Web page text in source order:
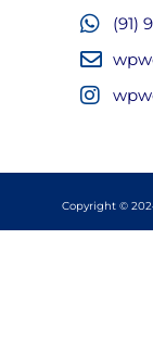
(91)
Copyright ©